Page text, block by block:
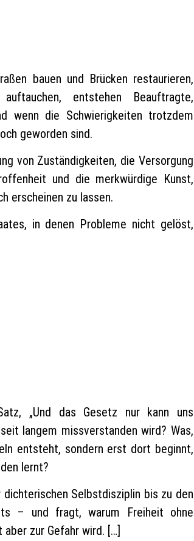
bauen und Brücken restaurieren,
entstehen Beauftragte,
wenn die Schwierigkeiten trotzdem
geworden sind.
von Zuständigkeiten, die Versorgung
und die merkwürdige Kunst,
erscheinen zu lassen.
in denen Probleme nicht gelöst,
„Und das Gesetz nur kann uns
langem missverstanden wird? Was,
entsteht, sondern erst dort beginnt,
lernt?
Selbstdisziplin bis zu den
– und fragt, warum Freiheit ohne
zur Gefahr wird. […]